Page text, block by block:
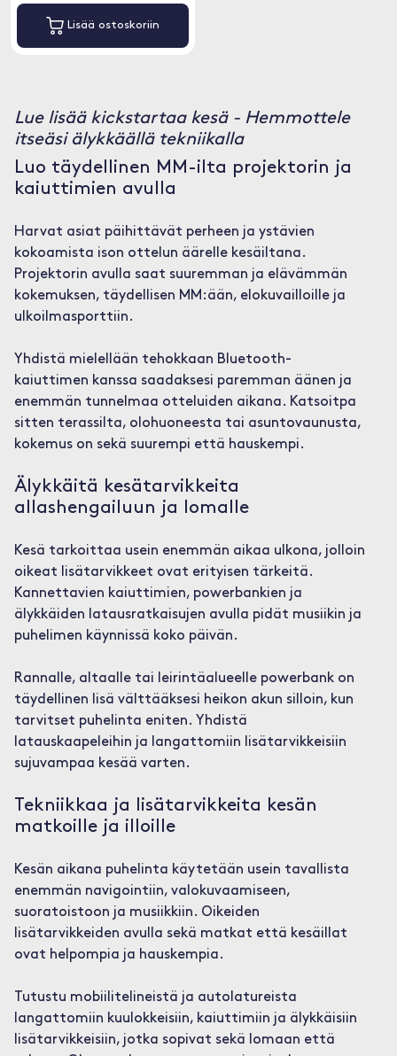
Lisää ostoskoriin
Lue lisää kickstartaa kesä - Hemmottele
itseäsi älykkäällä tekniikalla
Luo täydellinen MM-ilta projektorin ja
kaiuttimien avulla
Harvat asiat päihittävät perheen ja ystävien
kokoamista ison ottelun äärelle kesäiltana.
Projektorin avulla saat suuremman ja elävämmän
kokemuksen, täydellisen MM:ään, elokuvailloille ja
ulkoilmasporttiin.
Yhdistä mielellään tehokkaan Bluetooth-
kaiuttimen kanssa saadaksesi paremman äänen ja
enemmän tunnelmaa otteluiden aikana. Katsoitpa
sitten terassilta, olohuoneesta tai asuntovaunusta,
kokemus on sekä suurempi että hauskempi.
Älykkäitä kesätarvikkeita
allashengailuun ja lomalle
Kesä tarkoittaa usein enemmän aikaa ulkona, jolloin
oikeat lisätarvikkeet ovat erityisen tärkeitä.
Kannettavien kaiuttimien, powerbankien ja
älykkäiden latausratkaisujen avulla pidät musiikin ja
puhelimen käynnissä koko päivän.
Rannalle, altaalle tai leirintäalueelle powerbank on
täydellinen lisä välttääksesi heikon akun silloin, kun
tarvitset puhelinta eniten. Yhdistä
latauskaapeleihin ja langattomiin lisätarvikkeisiin
sujuvampaa kesää varten.
Tekniikkaa ja lisätarvikkeita kesän
matkoille ja illoille
Kesän aikana puhelinta käytetään usein tavallista
enemmän navigointiin, valokuvaamiseen,
suoratoistoon ja musiikkiin. Oikeiden
lisätarvikkeiden avulla sekä matkat että kesäillat
ovat helpompia ja hauskempia.
Tutustu mobiilitelineistä ja autolatureista
langattomiin kuulokkeisiin, kaiuttimiin ja älykkäisiin
lisätarvikkeisiin, jotka sopivat sekä lomaan että